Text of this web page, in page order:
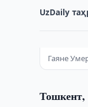
UzDaily
Гаяне